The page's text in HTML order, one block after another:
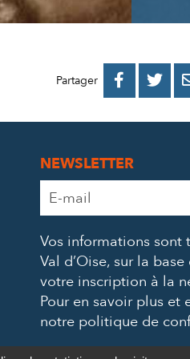
Partager  
NEWSLETTER
Adresse
e-
*
Vos informations sont
Val d’Oise, sur la
votre inscription à la
Pour en savoir plus et
notre politique de